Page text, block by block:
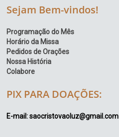
Sejam Bem-vindos!
Programação do Mês
Horário da Missa
Pedidos de Orações
Nossa História
Colabore
PIX PARA DOAÇÕES:
E-mail: saocristovaoluz@gmail.com